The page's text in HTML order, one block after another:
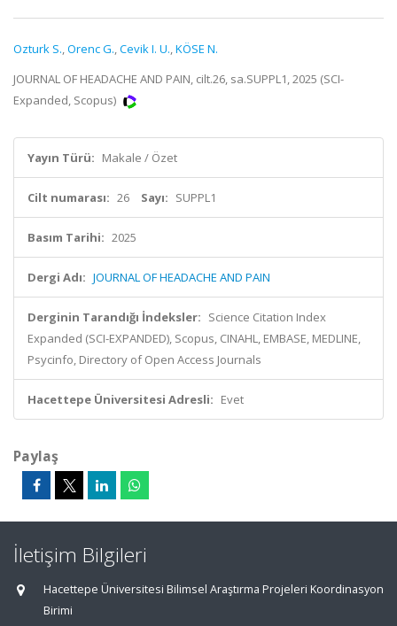
Ozturk S.,Orenc G.,Cevik I. U.,KÖSE N.
JOURNAL OF HEADACHE AND PAIN, cilt.26, sa.SUPPL1, 2025 (SCI-
Expanded, Scopus)
Yayın Türü: Makale / Özet
Cilt numarası: 26 Sayı: SUPPL1
Basım Tarihi: 2025
Dergi Adı: JOURNAL OF HEADACHE AND PAIN
Derginin Tarandığı İndeksler: Science Citation Index
Expanded (SCI-EXPANDED), Scopus, CINAHL, EMBASE, MEDLINE,
Psycinfo, Directory of Open Access Journals
Hacettepe Üniversitesi Adresli: Evet
Paylaş
İletişim Bilgileri
Hacettepe Üniversitesi Bilimsel Araştırma Projeleri Koordinasyon
Birimi